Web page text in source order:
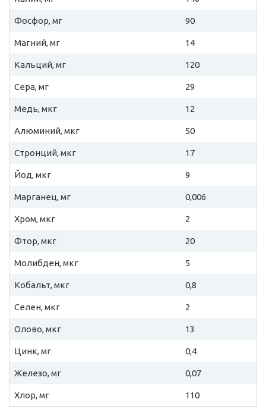
Фосфор, мг 90
Магний, мг 14
Кальций, мг 120
Сера, мг 29
Медь, мкг 12
Алюминий, мкг 50
Стронций, мкг 17
Йод, мкг 9
Марганец, мг 0,006
Хром, мкг 2
Фтор, мкг 20
Молибден, мкг 5
Кобальт, мкг 0,8
Селен, мкг 2
Олово, мкг 13
Цинк, мг 0,4
Железо, мг 0,07
Хлор, мг 110